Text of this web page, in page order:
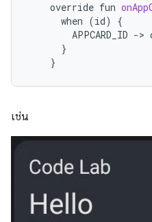
override fun
when (id)
{
APPCARD_ID ->
}
}
เช่น